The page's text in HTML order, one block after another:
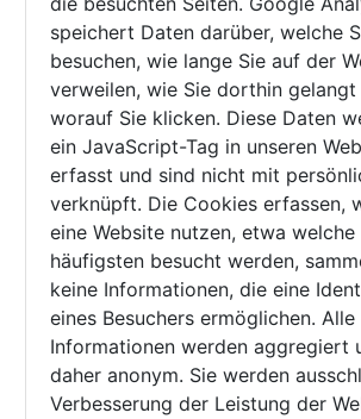
speichert Daten darüber, welche
besuchen, wie lange Sie auf der
verweilen, wie Sie dorthin gelangt
worauf Sie klicken. Diese Daten
ein JavaScript-Tag in unseren
erfasst und sind nicht mit
verknüpft. Die Cookies erfassen,
eine Website nutzen, etwa welche
häufigsten besucht werden,
keine Informationen, die eine
eines Besuchers ermöglichen.
Informationen werden aggregiert
daher anonym. Sie werden
Verbesserung der Leistung der